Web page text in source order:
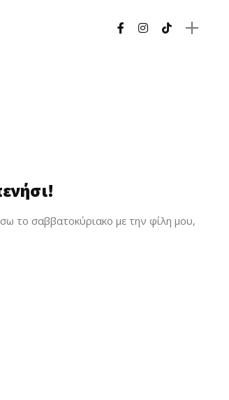
το σαββατοκύριακο με την φίλη μου,